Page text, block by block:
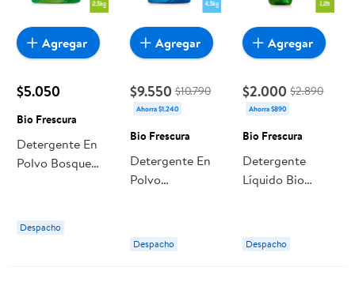
$5.050
Bio Frescura
Detergente En
Polvo Bosque
Despacho
Agregar
$9.550 $10.790
Ahorra $1.240
Bio Frescura
Detergente En
Polvo
Hielo Bolsa 4,5
kg Bio Frescura
Despacho
Agregar
$2.000 $2.890
Ahorra $890
Bio Frescura
Detergente
Líquido Bio
Despacho
Agregar